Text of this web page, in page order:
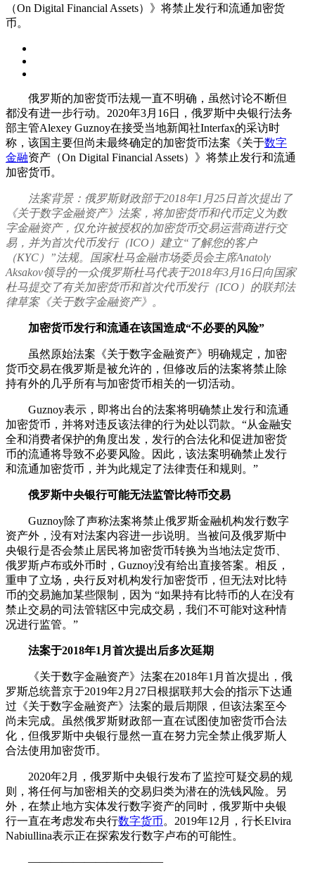
（On Digital Financial Assets）》将禁止发行和流通加密货
币。
俄罗斯的加密货币法规一直不明确，虽然讨论不断但
都没有进一步行动。2020年3月16日，俄罗斯中央银行法务
部主管Alexey Guznoy在接受当地新闻社Interfax的采访时
称，该国主要但尚未最终确定的加密货币法案《关于数字
金融资产（On Digital Financial Assets）》将禁止发行和流通
加密货币。
法案背景：俄罗斯财政部于2018年1月25日首次提出了
《关于数字金融资产》法案，将加密货币和代币定义为数
字金融资产，仅允许被授权的加密货币交易运营商进行交
易，并为首次代币发行（ICO）建立“了解您的客户
（KYC）”法规。国家杜马金融市场委员会主席Anatoly
Aksakov领导的一众俄罗斯杜马代表于2018年3月16日向国家
杜马提交了有关加密货币和首次代币发行（ICO）的联邦法
律草案《关于数字金融资产》。
加密货币发行和流通在该国造成“不必要的风险”
虽然原始法案《关于数字金融资产》明确规定，加密
货币交易在俄罗斯是被允许的，但修改后的法案将禁止除
持有外的几乎所有与加密货币相关的一切活动。
Guznoy表示，即将出台的法案将明确禁止发行和流通
加密货币，并将对违反该法律的行为处以罚款。“从金融安
全和消费者保护的角度出发，发行的合法化和促进加密货
币的流通将导致不必要风险。因此，该法案明确禁止发行
和流通加密货币，并为此规定了法律责任和规则。”
俄罗斯中央银行可能无法监管比特币交易
Guznoy除了声称法案将禁止俄罗斯金融机构发行数字
资产外，没有对法案内容进一步说明。当被问及俄罗斯中
央银行是否会禁止居民将加密货币转换为当地法定货币、
俄罗斯卢布或外币时，Guznoy没有给出直接答案。相反，
重申了立场，央行反对机构发行加密货币，但无法对比特
币的交易施加某些限制，因为 “如果持有比特币的人在没有
禁止交易的司法管辖区中完成交易，我们不可能对这种情
况进行监管。”
法案于2018年1月首次提出后多次延期
《关于数字金融资产》法案在2018年1月首次提出，俄
罗斯总统普京于2019年2月27日根据联邦大会的指示下达通
过《关于数字金融资产》法案的最后期限，但该法案至今
尚未完成。虽然俄罗斯财政部一直在试图使加密货币合法
化，但俄罗斯中央银行显然一直在努力完全禁止俄罗斯人
合法使用加密货币。
2020年2月，俄罗斯中央银行发布了监控可疑交易的规
则，将任何与加密相关的交易归类为潜在的洗钱风险。另
外，在禁止地方实体发行数字资产的同时，俄罗斯中央银
行一直在考虑发布央行数字货币。2019年12月，行长Elvira
Nabiullina表示正在探索发行数字卢布的可能性。
————————————